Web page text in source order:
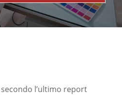
l’ultimo report